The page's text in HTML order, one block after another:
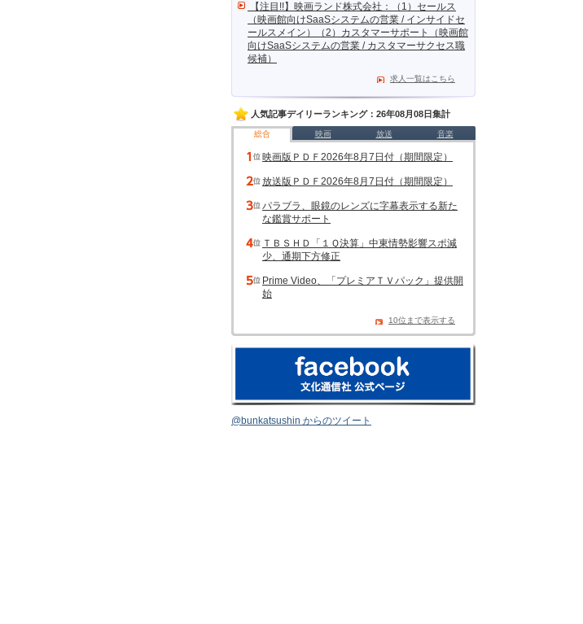
【注目!!】映画ランド株式会社：（1）セールス
（映画館向けSaaSシステムの営業 / インサイドセ
ールスメイン）（2）カスタマーサポート（映画館
向けSaaSシステムの営業 / カスタマーサクセス職
候補）
求人一覧はこちら
人気記事デイリーランキング：26年08月08日集計
総合 映画 放送 音楽
映画版ＰＤＦ2026年8月7日付（期間限定）
放送版ＰＤＦ2026年8月7日付（期間限定）
パラブラ、眼鏡のレンズに字幕表示する新た
な鑑賞サポート
ＴＢＳＨＤ「１Ｑ決算」中東情勢影響スポ減
少、通期下方修正
Prime Video、「プレミアＴＶパック」提供開
始
10位まで表示する
@bunkatsushin からのツイート